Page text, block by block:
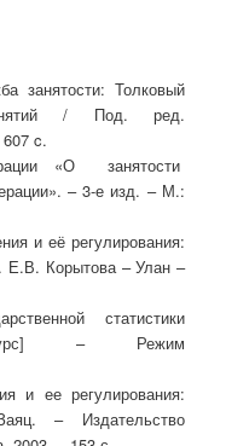
занятости: Толковый
/ Под. ред.
c.
«О занятости
– 3-е изд. – М.:
и её регулирования:
Е.В. Корытова – Улан –
статистики
– Режим
и ее регулирования:
– Издательство